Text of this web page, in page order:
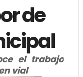
de
el trabajo
vial